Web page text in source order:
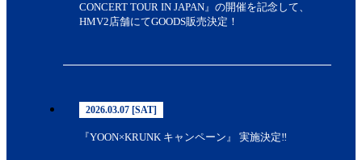
CONCERT TOUR IN JAPAN』の開催を記念して、
HMV2店舗にてGOODS販売決定！
2026.03.07 [SAT]
『YOON×KRUNK キャンペーン』 実施決定‼︎